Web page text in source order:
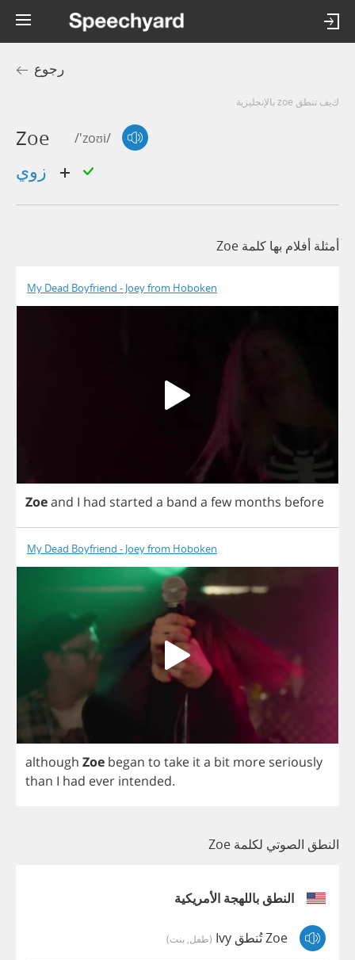
رجوع
كيف تنطق zoe بالإنجليزية
Zoe /'zoʊi/
أمثلة أفلام بها كلمة Zoe
My Dead Boyfriend - Joey from Hoboken
Zoeand I had started a band a few months before
My Dead Boyfriend - Joey from Hoboken
although Zoe began to take ita bit more seriously
than I had ever intended.
النطق الصوتي لكلمة Zoe
النطق باللهجة الأمريكية
Zoe تُنطق Ivy (طفل, بنت)